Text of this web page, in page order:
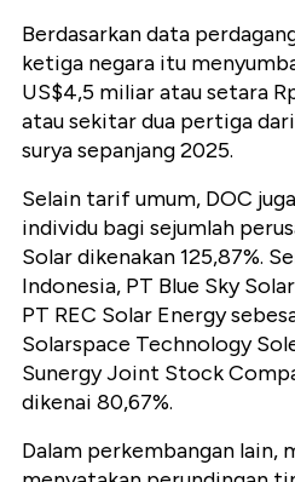
Berdasarkan data
ketiga negara itu
US$4,5 miliar atau setara
atau sekitar dua pertiga
surya sepanjang 2025.
Selain tarif umum, DOC
individu bagi sejumlah
Solar dikenakan 125,87%.
Indonesia, PT Blue Sky
PT REC Solar Energy
Solarspace Technology
Sunergy Joint Stock
dikenai 80,67%.
Dalam perkembangan lain,